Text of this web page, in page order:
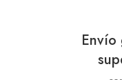
Envío